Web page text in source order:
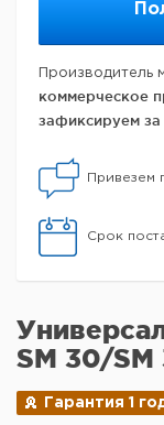
Производитель
коммерческое
зафиксируем
Привезем
Срок
SM 30/
Гарантия 1